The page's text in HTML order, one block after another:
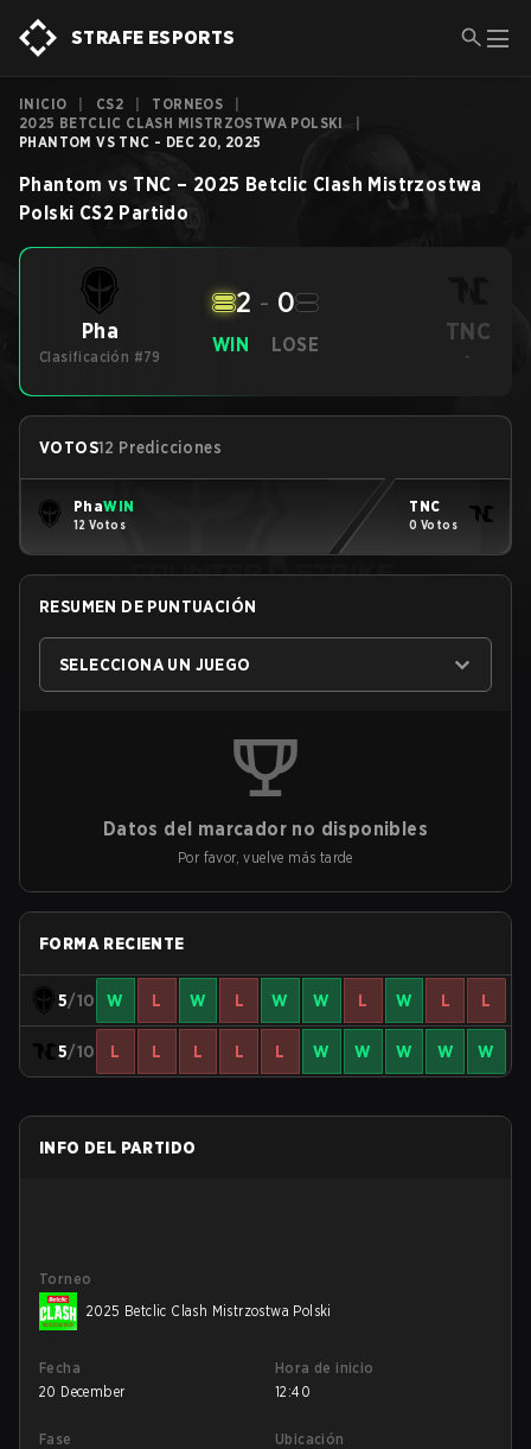
STRAFE ESPORTS
INICIO CS2 TORNEOS
2025 BETCLIC CLASH MISTRZOSTWA POLSKI
PHANTOM VS TNC - DEC 20, 2025
Phantom vs TNC – 2025 Betclic Clash Mistrzostwa
Polski CS2 Partido
Pha
Clasificación #79
WIN
2 - 0
LOSE TNC
-
VOTOS12 Predicciones
PhaWIN
12 Votos
TNC
0 Votos
RESUMEN DE PUNTUACIÓN
SELECCIONA UN JUEGO
Datos del marcador no disponibles
Por favor, vuelve más tarde
FORMA RECIENTE
5/10 W L W L W W L W L L
5/10 L L L L L W W W W W
INFO DEL PARTIDO
Torneo
2025 Betclic Clash Mistrzostwa Polski
Fecha
20 December
Hora de inicio
12:40
Fase
Ubicación